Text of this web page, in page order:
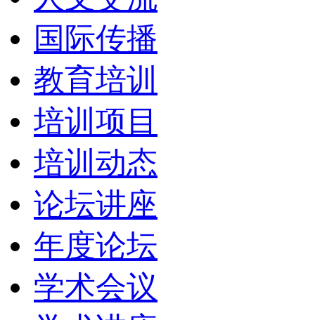
国际传播
教育培训
培训项目
培训动态
论坛讲座
年度论坛
学术会议